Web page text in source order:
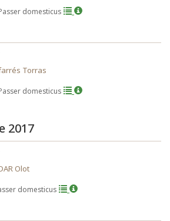
domesticus
Torras
domesticus
2017
Olot
domesticus